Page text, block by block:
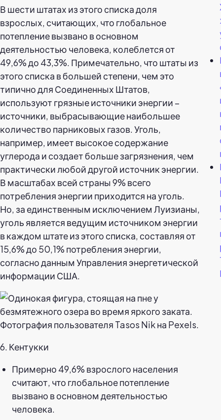
В шести штатах из этого списка доля
взрослых, считающих, что глобальное
потепление вызвано в основном
деятельностью человека, колеблется от
49,6% до 43,3%. Примечательно, что штаты из
этого списка в большей степени, чем это
типично для Соединенных Штатов,
используют грязные источники энергии –
источники, выбрасывающие наибольшее
количество парниковых газов. Уголь,
например, имеет высокое содержание
углерода и создает больше загрязнения, чем
практически любой другой источник энергии.
В масштабах всей страны 9% всего
потребления энергии приходится на уголь.
Но, за единственным исключением Луизианы,
уголь является ведущим источником энергии
в каждом штате из этого списка, составляя от
15,6% до 50,1% потребления энергии,
согласно данным Управления энергетической
информации США.
Фотография пользователя Tasos Nik на Pexels.
6. Кентукки
Примерно 49,6% взрослого населения
считают, что глобальное потепление
вызвано в основном деятельностью
человека.